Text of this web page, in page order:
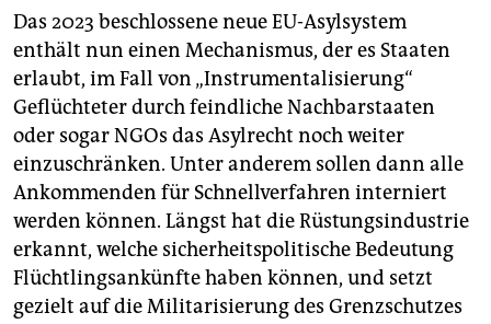
Das 2023 beschlossene neue EU-Asylsystem
enthält nun einen Mechanismus, der es Staaten
erlaubt, im Fall von „Instrumentalisierung“
Geflüchteter durch feindliche Nachbarstaaten
oder sogar NGOs das Asylrecht noch weiter
einzuschränken. Unter anderem sollen dann alle
Ankommenden für Schnellverfahren interniert
werden können. Längst hat die Rüstungsindustrie
erkannt, welche sicherheits­politische Bedeutung
Flüchtlingsankünfte haben können, und setzt
gezielt auf die Militarisierung des Grenzschutzes